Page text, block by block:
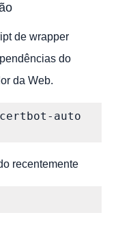
de wrapper
do
da Web.
auto
recentemente